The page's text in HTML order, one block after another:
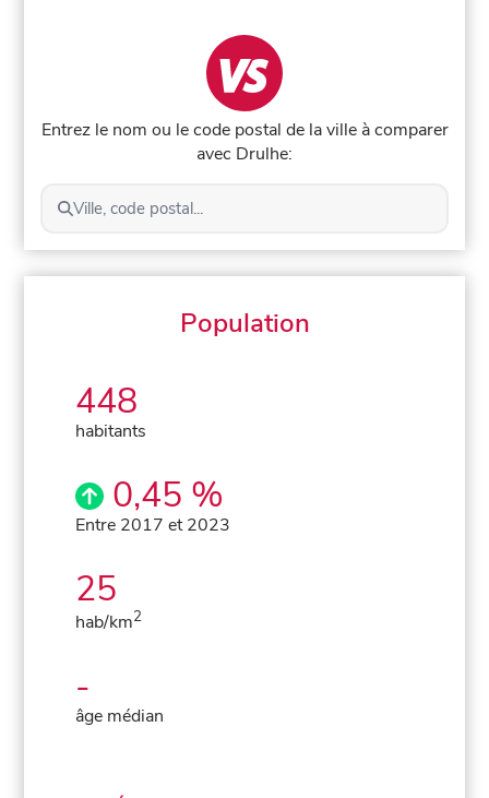
Entrez le nom ou le code postal de la ville à comparer
avec Drulhe:
Ville, code postal...
Population
448
habitants
0,45 %
Entre 2017 et 2023
25
hab/km2
-
âge médian